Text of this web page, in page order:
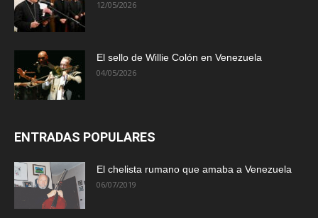
12/05/2026
El sello de Willie Colón en Venezuela
04/05/2026
ENTRADAS POPULARES
El chelista rumano que amaba a Venezuela
06/07/2019